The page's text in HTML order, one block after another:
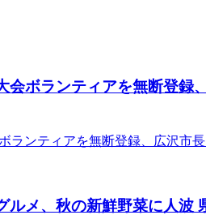
会ボランティアを無断登録
ランティアを無断登録、広沢市
ルメ、秋の新鮮野菜に人波